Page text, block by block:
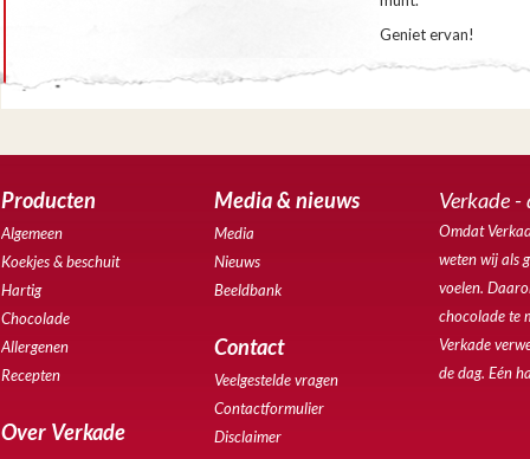
Geniet ervan!
Producten
Algemeen
Koekjes & beschuit
Hartig
Chocolade
Allergenen
Recepten
Over Verkade
Media & nieuws
Media
Nieuws
Beeldbank
Contact
Veelgestelde vragen
Contactformulier
Disclaimer
Verkade -
Omdat
weten wij als
voelen.
chocolade te
Verkade
de dag. Eén